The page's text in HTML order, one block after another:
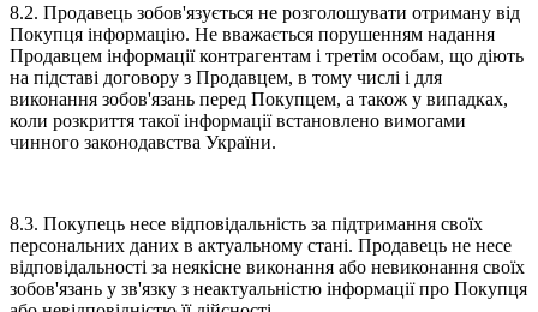
8.2. Продавець зобов'язується не розголошувати отриману від
Покупця інформацію. Не вважається порушенням надання
Продавцем інформації контрагентам і третім особам, що діють
на підставі договору з Продавцем, в тому числі і для
виконання зобов'язань перед Покупцем, а також у випадках,
коли розкриття такої інформації встановлено вимогами
чинного законодавства України.
8.3. Покупець несе відповідальність за підтримання своїх
персональних даних в актуальному стані. Продавець не несе
відповідальності за неякісне виконання або невиконання своїх
зобов'язань у зв'язку з неактуальністю інформації про Покупця